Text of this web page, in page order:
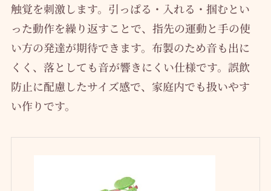
触覚を刺激します。引っぱる・入れる・掴むとい
った動作を繰り返すことで、指先の運動と手の使
い方の発達が期待できます。布製のため音も出に
くく、落としても音が響きにくい仕様です。誤飲
防止に配慮したサイズ感で、家庭内でも扱いやす
い作りです。